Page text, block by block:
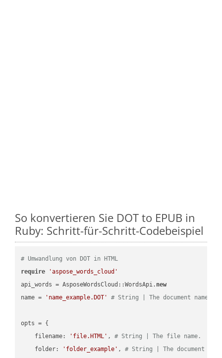
So konvertieren Sie DOT to EPUB in
Ruby: Schritt-für-Schritt-Codebeispiel
# Umwandlung von DOT in HTML
require
'aspose_words_cloud'
api_words = AsposeWordsCloud::WordsApi. new
name =
'name_example.DOT' # String | The document name.
opts = {
    filename:
'file.HTML' , # String | The file name.
    folder:
'folder_example' , # String | The document